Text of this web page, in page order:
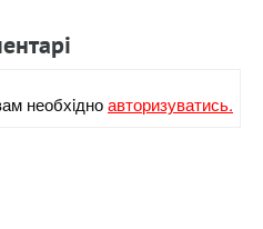
необхiдноавторизуватись.